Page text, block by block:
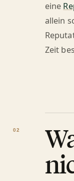
eine
allein
Zeit